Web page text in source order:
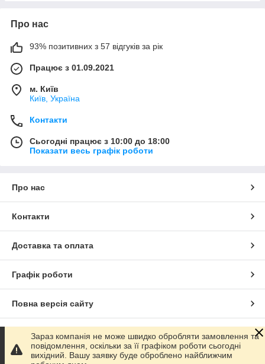
Про нас
93% позитивних з 57 відгуків за рік
Працює з 01.09.2021
м. Київ
Київ, Україна
Контакти
Сьогодні працює з 10:00 до 18:00
Показати весь графік роботи
Про нас
Контакти
Доставка та оплата
Графік роботи
Повна версія сайту
Сайт створено на маркетплейсі Prom.ua
Політика конфіденційності
Зараз компанія не може швидко обробляти замовлення та
повідомлення, оскільки за її графіком роботи сьогодні
вихідний. Вашу заявку буде оброблено найближчим